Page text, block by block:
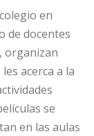
en
de docentes
organizan
acerca a la
se
en las aulas